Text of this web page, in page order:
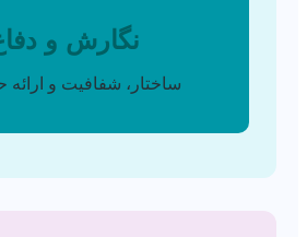
نگارش و
ساختار، شفافیت و ارائه